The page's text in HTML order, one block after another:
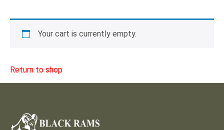
Your cart is currently empty.
Return to shop